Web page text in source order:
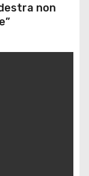
non